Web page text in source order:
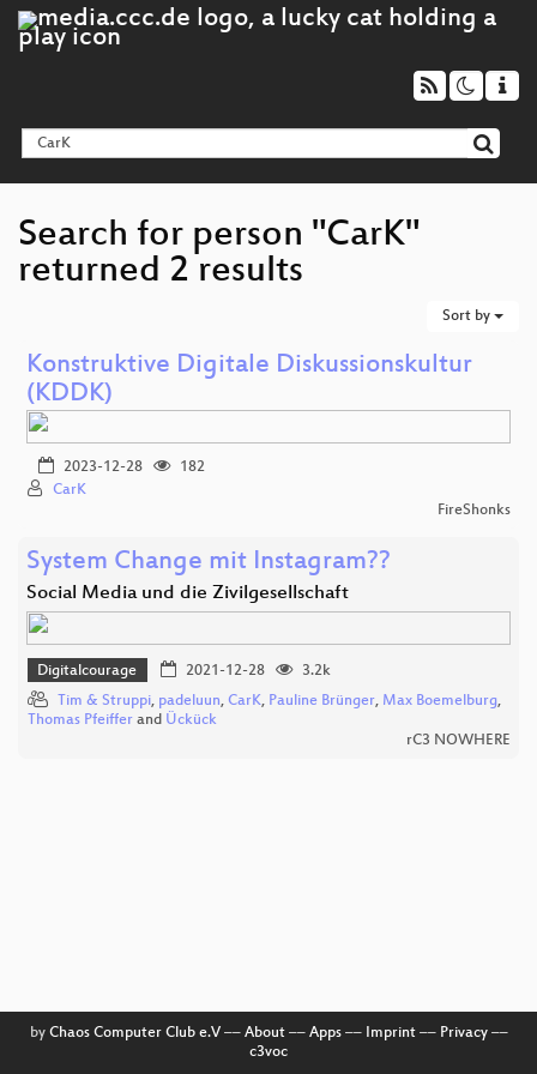
Search for person "CarK"
returned 2 results
Sort by
Konstruktive Digitale Diskussionskultur
(KDDK)
2023-12-28
182
CarK
FireShonks
System Change mit Instagram??
Social Media und die Zivilgesellschaft
Digitalcourage 2021-12-28
3.2k
Tim & Struppi, padeluun, CarK, Pauline Brünger, Max Boemelburg,
Thomas Pfeiffer and Ückück
rC3 NOWHERE
by Chaos Computer Club e.V–– About–– Apps–– Imprint–– Privacy––
c3voc